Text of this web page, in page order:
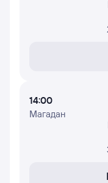
14:00
Магадан